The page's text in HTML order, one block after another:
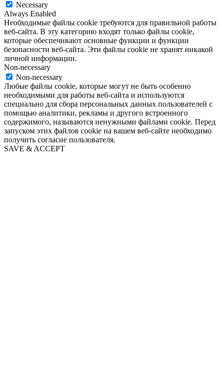
Necessary
Always Enabled
Необходимые файлы cookie требуются для правильной работы
веб-сайта. В эту категорию входят только файлы cookie,
которые обеспечивают основные функции и функции
безопасности веб-сайта. Эти файлы cookie не хранят никакой
личной информации.
Non-necessary
Non-necessary
Любые файлы cookie, которые могут не быть особенно
необходимыми для работы веб-сайта и используются
специально для сбора персональных данных пользователей с
помощью аналитики, рекламы и другого встроенного
содержимого, называются ненужными файлами cookie. Перед
запуском этих файлов cookie на вашем веб-сайте необходимо
получить согласие пользователя.
SAVE & ACCEPT